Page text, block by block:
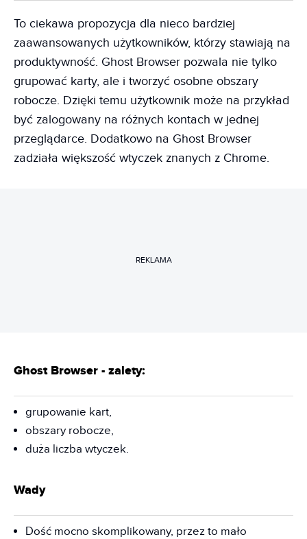
To ciekawa propozycja dla nieco bardziej
zaawansowanych użytkowników, którzy stawiają na
produktywność. Ghost Browser pozwala nie tylko
grupować karty, ale i tworzyć osobne obszary
robocze. Dzięki temu użytkownik może na przykład
być zalogowany na różnych kontach w jednej
przeglądarce. Dodatkowo na Ghost Browser
zadziała większość wtyczek znanych z Chrome.
REKLAMA
Ghost Browser - zalety:
grupowanie kart,
obszary robocze,
duża liczba wtyczek.
Wady
Dość mocno skomplikowany, przez to mało